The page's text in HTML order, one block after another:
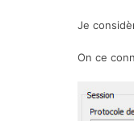
Je
On ce